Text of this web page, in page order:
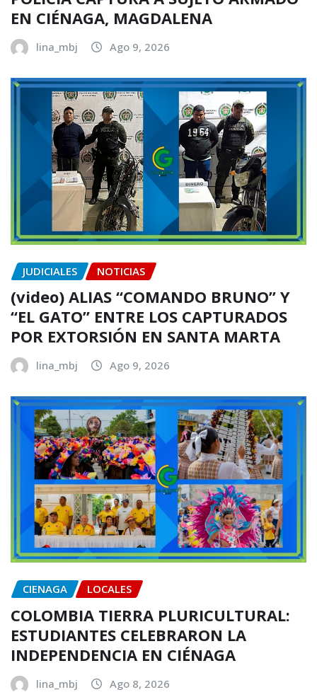
EN CIÉNAGA, MAGDALENA
lina_mbj Ago 9, 2026
JUDICIALES NOTICIAS
(video) ALIAS “COMANDO BRUNO” Y
“EL GATO” ENTRE LOS CAPTURADOS
POR EXTORSIÓN EN SANTA MARTA
lina_mbj Ago 9, 2026
CIENAGA LOCALES
COLOMBIA TIERRA PLURICULTURAL:
ESTUDIANTES CELEBRARON LA
INDEPENDENCIA EN CIÉNAGA
lina_mbj Ago 8, 2026